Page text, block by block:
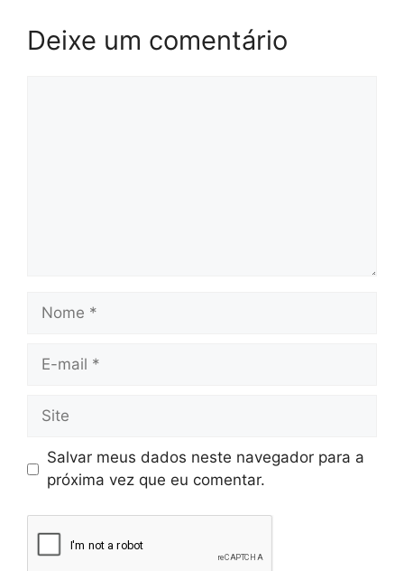
Deixe um comentário
Salvar meus dados neste navegador para a
próxima vez que eu comentar.